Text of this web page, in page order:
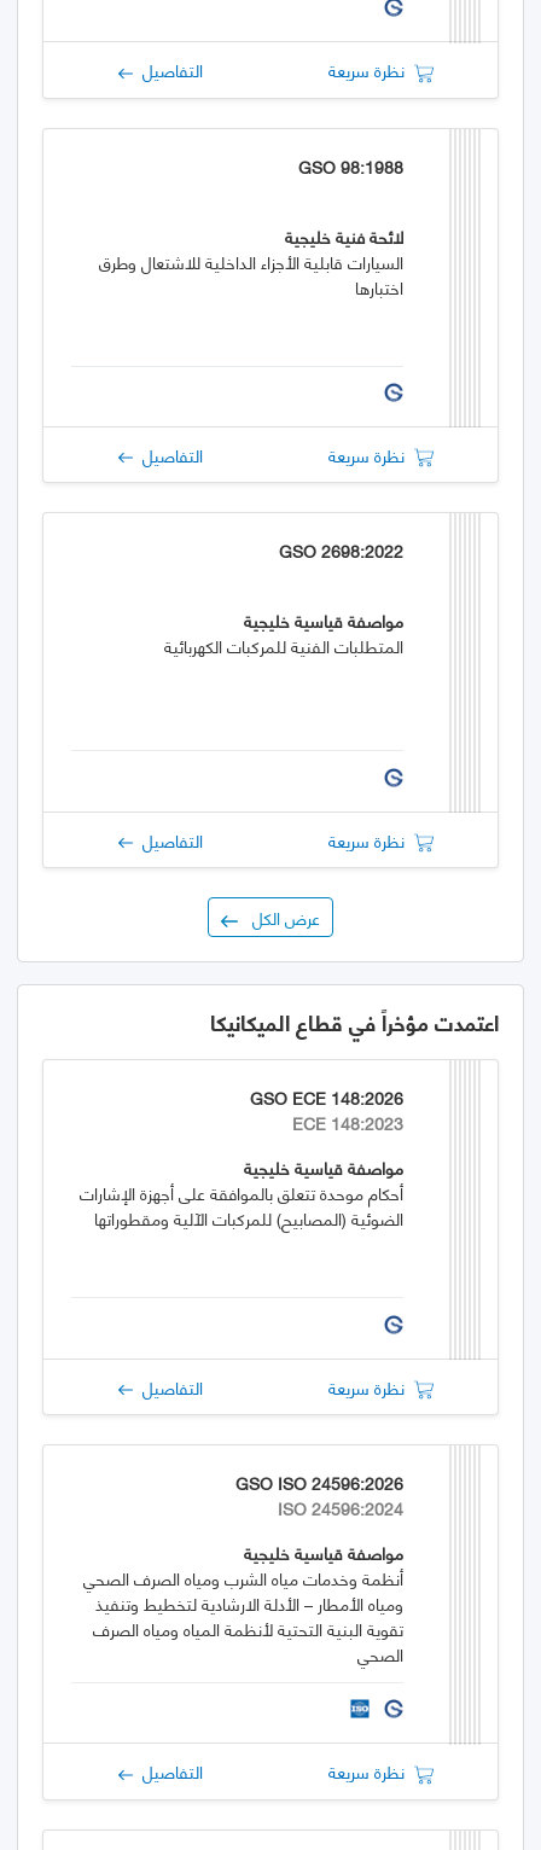
نظرة سريعة التفاصيل
GSO 98:1988
لائحة فنية خليجية
السيارات قابلية الأجزاء الداخلية للاشتعال وطرق
اختبارها
نظرة سريعة التفاصيل
GSO 2698:2022
مواصفة قياسية خليجية
المتطلبات الفنية للمركبات الكهربائية
نظرة سريعة التفاصيل
عرض الكل
اعتمدت مؤخراً في قطاع الميكانيكا
GSO ECE 148:2026
ECE 148:2023
مواصفة قياسية خليجية
أحكام موحدة تتعلق بالموافقة على أجهزة الإشارات
الضوئية (المصابيح) للمركبات الآلية ومقطوراتها
نظرة سريعة التفاصيل
GSO ISO 24596:2026
ISO 24596:2024
مواصفة قياسية خليجية
أنظمة وخدمات مياه الشرب ومياه الصرف الصحي
ومياه الأمطار – الأدلة الارشادية لتخطيط وتنفيذ
تقوية البنية التحتية لأنظمة المياه ومياه الصرف
الصحي
نظرة سريعة التفاصيل